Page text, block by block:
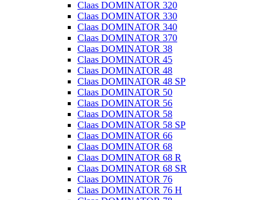
Claas DOMINATOR 320
Claas DOMINATOR 330
Claas DOMINATOR 340
Claas DOMINATOR 370
Claas DOMINATOR 38
Claas DOMINATOR 45
Claas DOMINATOR 48
Claas DOMINATOR 48 SP
Claas DOMINATOR 50
Claas DOMINATOR 56
Claas DOMINATOR 58
Claas DOMINATOR 58 SP
Claas DOMINATOR 66
Claas DOMINATOR 68
Claas DOMINATOR 68 R
Claas DOMINATOR 68 SR
Claas DOMINATOR 76
Claas DOMINATOR 76 H